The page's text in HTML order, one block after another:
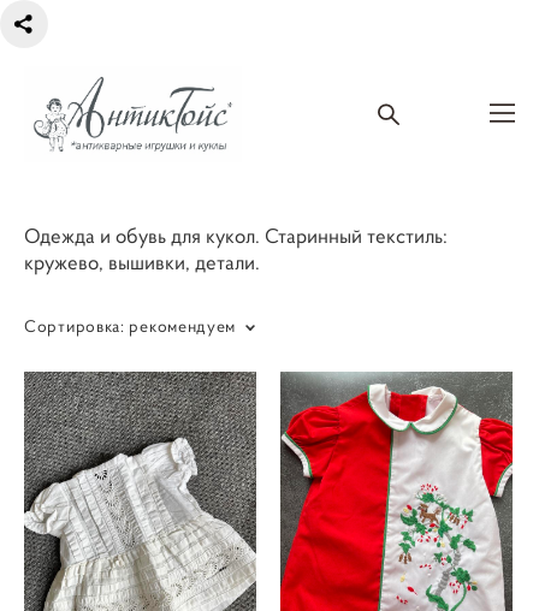
Одежда и обувь для кукол. Старинный текстиль:
кружево, вышивки, детали.
Сортировка: рекомендуем